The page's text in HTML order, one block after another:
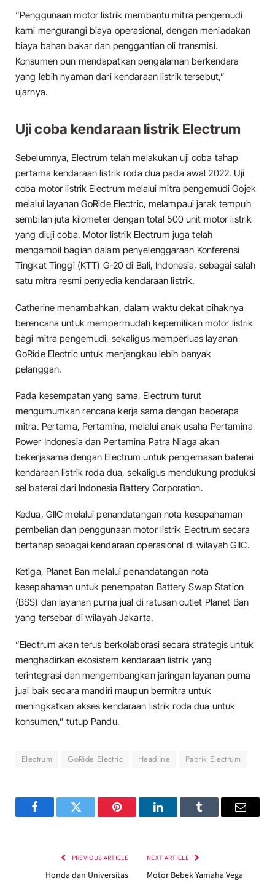
“Penggunaan motor listrik membantu mitra pengemudi
kami mengurangi biaya operasional, dengan meniadakan
biaya bahan bakar dan penggantian oli transmisi.
Konsumen pun mendapatkan pengalaman berkendara
yang lebih nyaman dari kendaraan listrik tersebut,”
ujarnya.
Uji coba kendaraan listrik Electrum
Sebelumnya, Electrum telah melakukan uji coba tahap
pertama kendaraan listrik roda dua pada awal 2022. Uji
coba motor listrik Electrum melalui mitra pengemudi Gojek
melalui layanan GoRide Electric, melampaui jarak tempuh
sembilan juta kilometer dengan total 500 unit motor listrik
yang diuji coba. Motor listrik Electrum juga telah
mengambil bagian dalam penyelenggaraan Konferensi
Tingkat Tinggi (KTT) G-20 di Bali, Indonesia, sebagai salah
satu mitra resmi penyedia kendaraan listrik.
Catherine menambahkan, dalam waktu dekat pihaknya
berencana untuk mempermudah kepemilikan motor listrik
bagi mitra pengemudi, sekaligus memperluas layanan
GoRide Electric untuk menjangkau lebih banyak
pelanggan.
Pada kesempatan yang sama, Electrum turut
mengumumkan rencana kerja sama dengan beberapa
mitra. Pertama, Pertamina, melalui anak usaha Pertamina
Power Indonesia dan Pertamina Patra Niaga akan
bekerjasama dengan Electrum untuk pengemasan baterai
kendaraan listrik roda dua, sekaligus mendukung produksi
sel baterai dari Indonesia Battery Corporation.
Kedua, GIIC melalui penandatangan nota kesepahaman
pembelian dan penggunaan motor listrik Electrum secara
bertahap sebagai kendaraan operasional di wilayah GIIC.
Ketiga, Planet Ban melalui penandatangan nota
kesepahaman untuk penempatan Battery Swap Station
(BSS) dan layanan purna jual di ratusan outlet Planet Ban
yang tersebar di wilayah Jakarta.
“Electrum akan terus berkolaborasi secara strategis untuk
menghadirkan ekosistem kendaraan listrik yang
terintegrasi dan mengembangkan jaringan layanan purna
jual baik secara mandiri maupun bermitra untuk
meningkatkan akses kendaraan listrik roda dua untuk
konsumen,” tutup Pandu.
Electrum GoRide Electric Headline Pabrik Electrum
FacebookTwitter Pinterest LinkedInTumblr Email
PREVIOUS ARTICLE
Honda dan Universitas
NEXT ARTICLE
Motor Bebek Yamaha Vega